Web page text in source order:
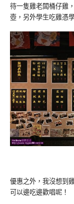
待一隻雞老闆桶仔雞
壺，另外學生吃雞憑
優惠之外，我沒想到
可以邊吃邊歡唱呢！